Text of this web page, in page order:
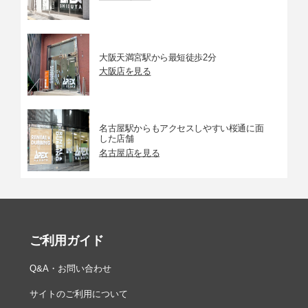
大阪天満宮駅から最短徒歩2分
大阪店を見る
名古屋駅からもアクセスしやすい桜通に面
した店舗
名古屋店を見る
ご利用ガイド
Q&A・お問い合わせ
サイトのご利用について